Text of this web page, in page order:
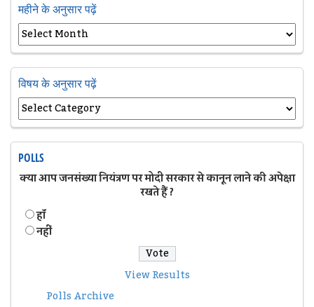
महीने के अनुसार पढ़ें
विषय के अनुसार पढ़ें
POLLS
क्या आप जनसंख्या नियंत्रण पर मोदी सरकार से कानून लाने की अपेक्षा
रखते हैं ?
हॉं
नहीं
View Results
Polls Archive